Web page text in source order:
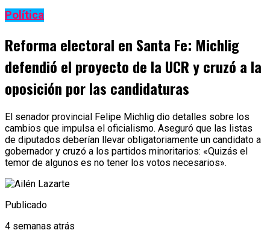
Política
Reforma electoral en Santa Fe: Michlig
defendió el proyecto de la UCR y cruzó a la
oposición por las candidaturas
El senador provincial Felipe Michlig dio detalles sobre los
cambios que impulsa el oficialismo. Aseguró que las listas
de diputados deberían llevar obligatoriamente un candidato a
gobernador y cruzó a los partidos minoritarios: «Quizás el
temor de algunos es no tener los votos necesarios».
Publicado
4 semanas atrás